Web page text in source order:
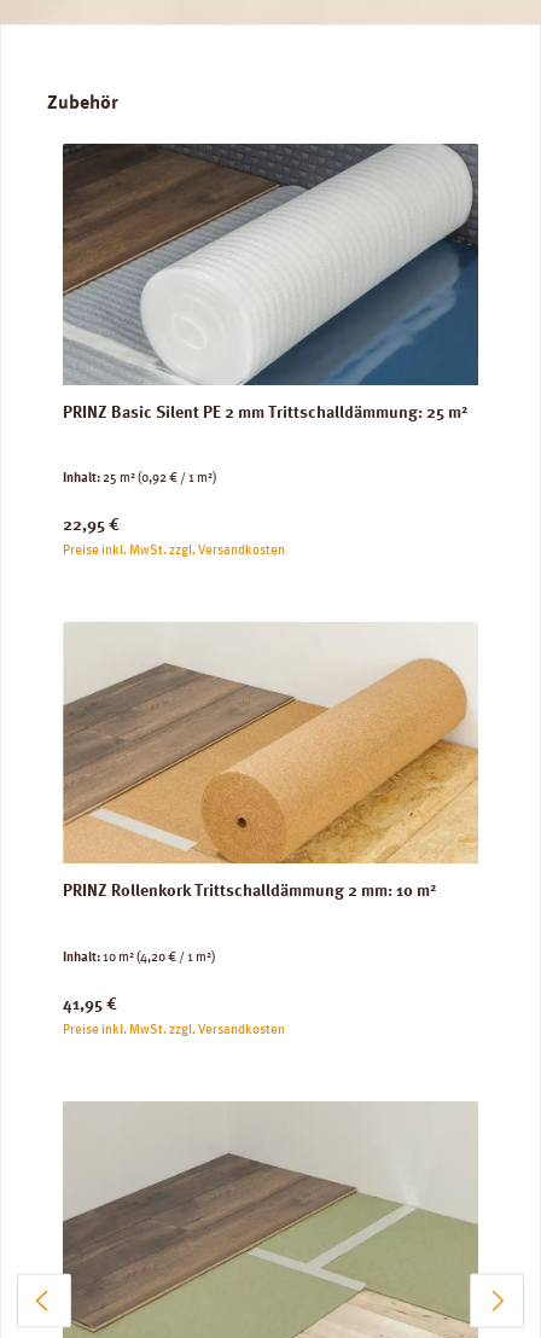
Produktgalerie überspringen
Zubehör
PRINZ Basic Silent PE 2 mm Trittschalldämmung: 25 m²
Inhalt:25 m²(0,92 € / 1 m²)
Regulärer Preis:
22,95 €
Preise inkl. MwSt. zzgl. Versandkosten
PRINZ Rollenkork Trittschalldämmung 2 mm: 10 m²
Inhalt:10 m²(4,20 € / 1 m²)
Regulärer Preis:
41,95 €
Preise inkl. MwSt. zzgl. Versandkosten